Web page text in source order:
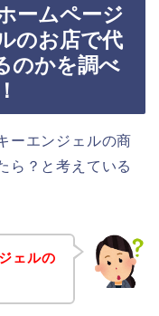
ームページ
のお店で代
のかを調べ
ーエンジェルの商
ら？と考えている
ェルの